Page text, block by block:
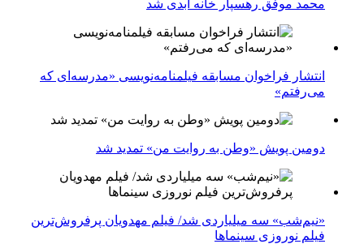
محمد موفق رهسپار خانه ابدی شد
انتشار فراخوان مسابقه فیلمنامه‌نویسی «مدرسه‌ای که
می‌رفتم»
دومین پویش «وطن به روایت من» تمدید شد
«نیم‌شب» سه میلیاردی شد/ فیلم مهدویان پرفروش‌ترین
فیلم نوروزی سینماها